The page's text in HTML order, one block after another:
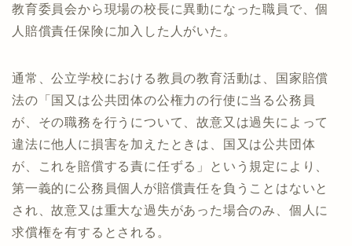
教育委員会から現場の校長に異動になった職員で、個
人賠償責任保険に加入した人がいた。
通常、公立学校における教員の教育活動は、国家賠償
法の「国又は公共団体の公権力の行使に当る公務員
が、その職務を行うについて、故意又は過失によって
違法に他人に損害を加えたときは、国又は公共団体
が、これを賠償する責に任ずる」という規定により、
第一義的に公務員個人が賠償責任を負うことはないと
され、故意又は重大な過失があった場合のみ、個人に
求償権を有するとされる。